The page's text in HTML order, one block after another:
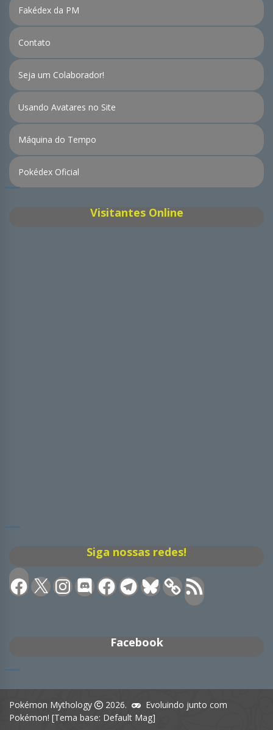
Fakédex da PM
Contato
Seja um Colaborador!
Usando Avatares no Site
Máquina do Tempo
Pokédex Oficial
Visitantes Online
Siga nossas redes!
Facebook
X Instagram
DiscordFacebookTelegramBluesky Feed
RSS
Facebook
Pokémon Mythology 2026.
Evoluindo junto com
Pokémon! [Tema base: Default Mag]